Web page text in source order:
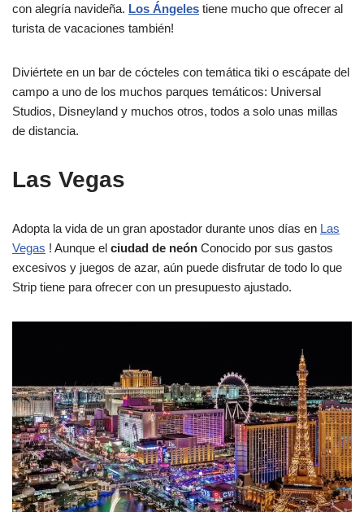
con alegría navideña. Los Ángeles tiene mucho que ofrecer al
turista de vacaciones también!
Diviértete en un bar de cócteles con temática tiki o escápate del
campo a uno de los muchos parques temáticos: Universal
Studios, Disneyland y muchos otros, todos a solo unas millas
de distancia.
Las Vegas
Adopta la vida de un gran apostador durante unos días en Las
Vegas ! Aunque el ciudad de neón Conocido por sus gastos
excesivos y juegos de azar, aún puede disfrutar de todo lo que
Strip tiene para ofrecer con un presupuesto ajustado.